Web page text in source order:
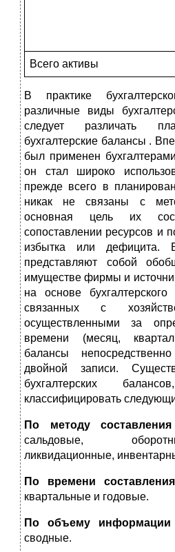
Всего активы
В практике
различные виды
следует различать
бухгалтерские балансы .
был применен
он стал широко
прежде всего в
никак не связаны с
основная цель их
сопоставлении ресурсов и
избытка или дефицита.
представляют собой
имуществе фирмы и
на основе
связанных с
осуществленными за
времени (месяц,
балансы
двойной записи.
бухгалтерских
классифицировать
По методу
сальдовые,
ликвидационные,
По времени
квартальные и годовые.
По объему информации
сводные.